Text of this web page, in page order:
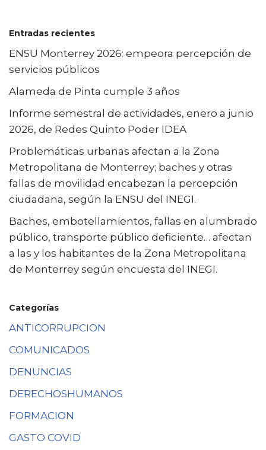
Entradas recientes
ENSU Monterrey 2026: empeora percepción de
servicios públicos
Alameda de Pinta cumple 3 años
Informe semestral de actividades, enero a junio
2026, de Redes Quinto Poder IDEA
Problemáticas urbanas afectan a la Zona
Metropolitana de Monterrey; baches y otras
fallas de movilidad encabezan la percepción
ciudadana, según la ENSU del INEGI.
Baches, embotellamientos, fallas en alumbrado
público, transporte público deficiente… afectan
a las y los habitantes de la Zona Metropolitana
de Monterrey según encuesta del INEGI.
Categorías
ANTICORRUPCION
COMUNICADOS
DENUNCIAS
DERECHOSHUMANOS
FORMACION
GASTO COVID